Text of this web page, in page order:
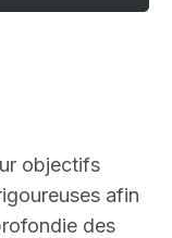
objectifs
afin
des